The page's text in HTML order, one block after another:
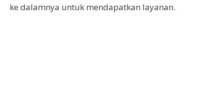
ke dalamnya untuk mendapatkan layanan.